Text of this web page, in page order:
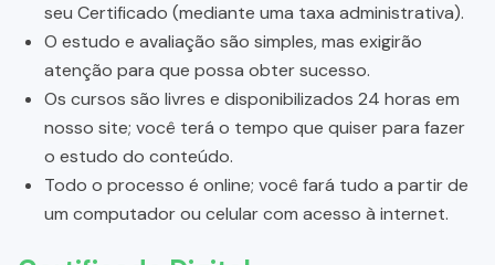
seu Certificado (mediante uma taxa administrativa).
O estudo e avaliação são simples, mas exigirão
atenção para que possa obter sucesso.
Os cursos são livres e disponibilizados 24 horas em
nosso site; você terá o tempo que quiser para fazer
o estudo do conteúdo.
Todo o processo é online; você fará tudo a partir de
um computador ou celular com acesso à internet.